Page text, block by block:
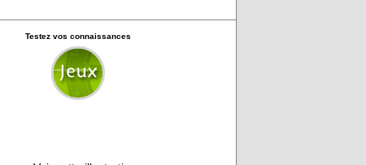
Testez vos connaissances